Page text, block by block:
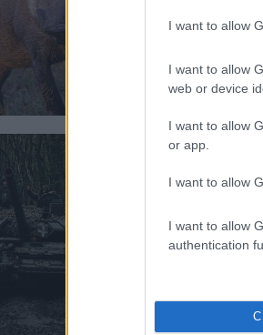
I want to allow
I want to allow
web or device
I want to allow
or app.
I want to allow
I want to allow
authentication